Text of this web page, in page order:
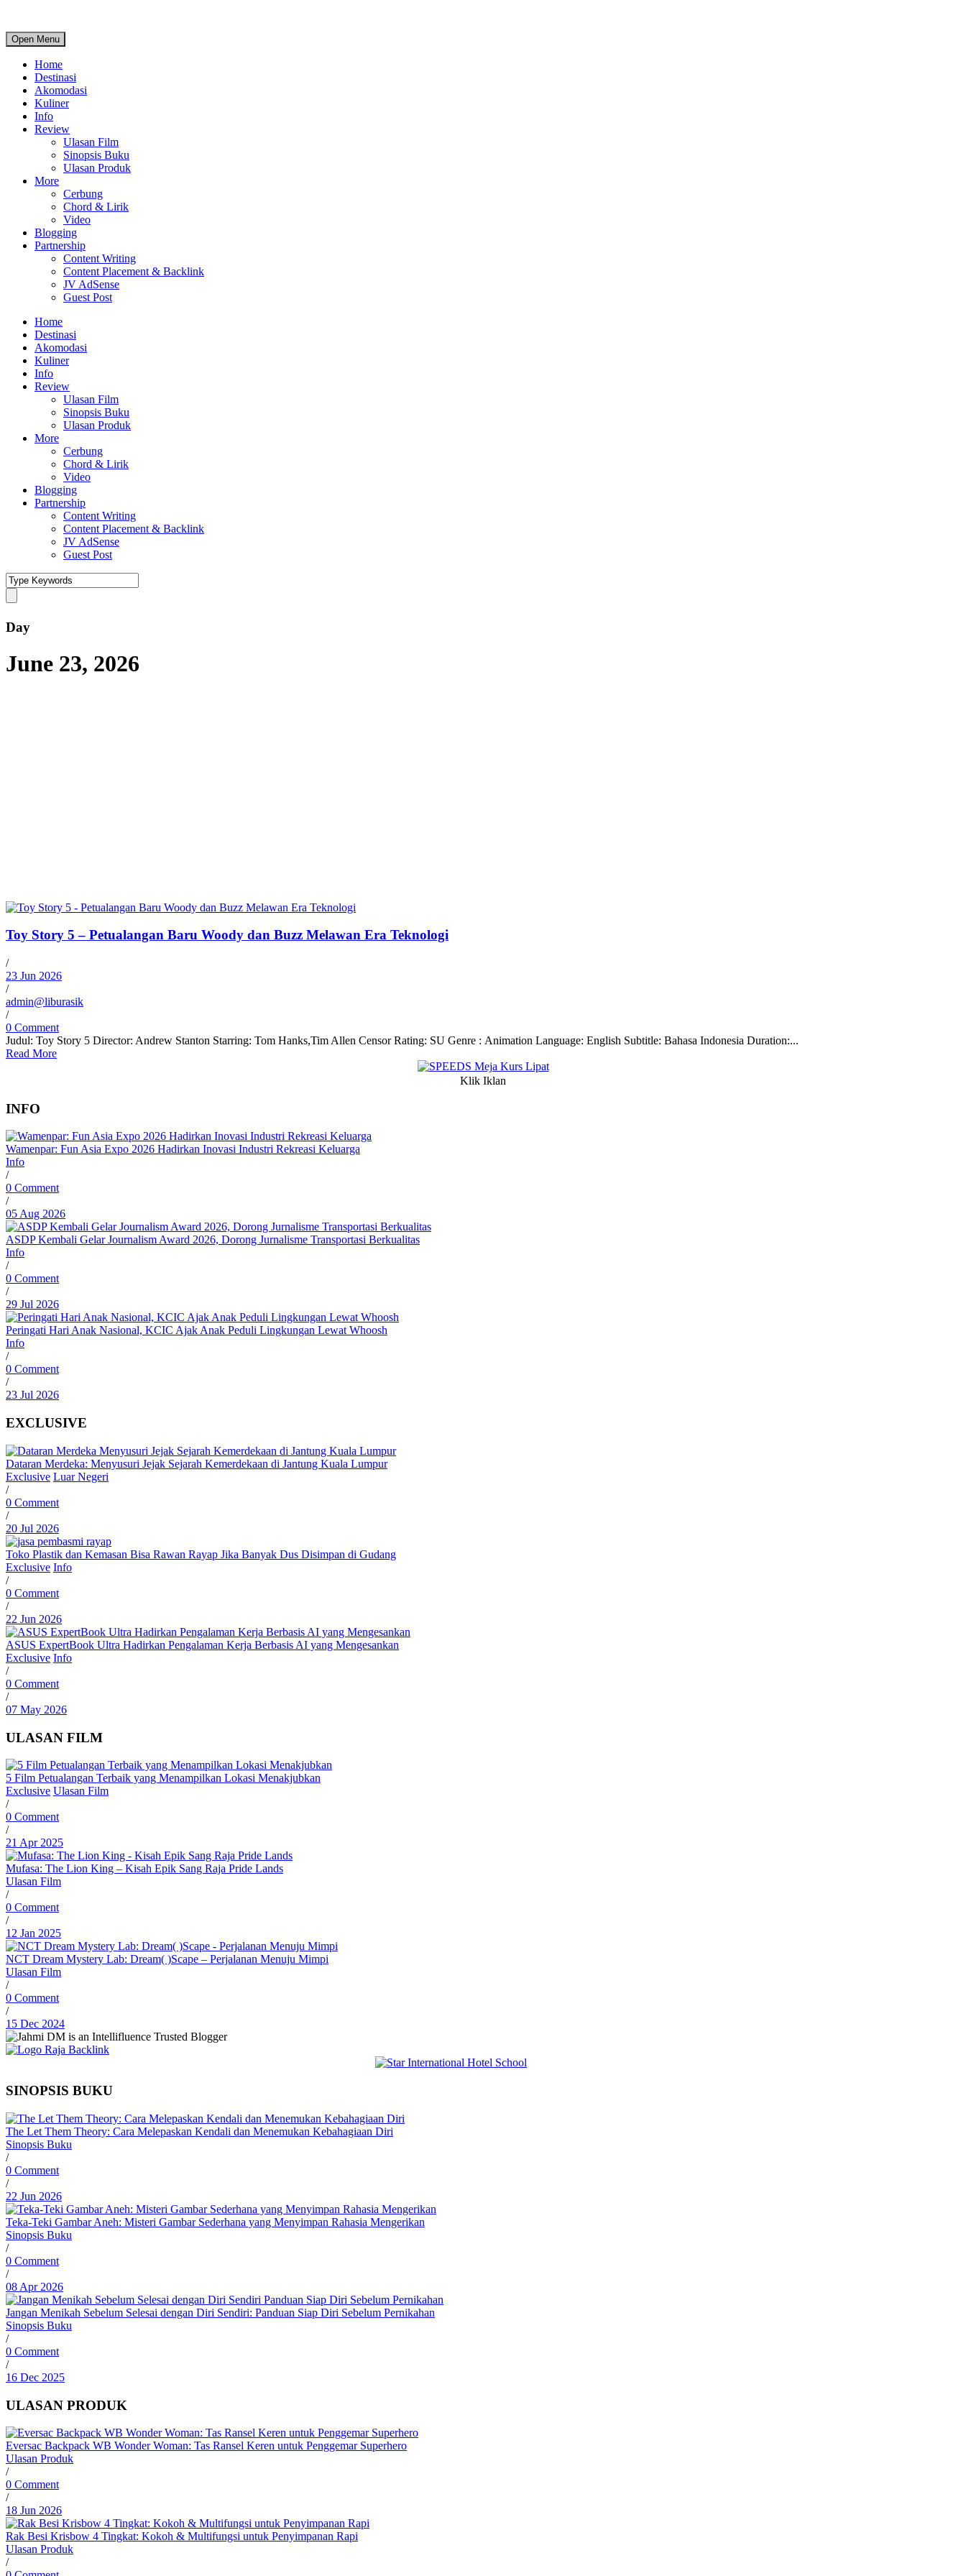
Open Menu
Home
Destinasi
Akomodasi
Kuliner
Info
Review
Ulasan Film
Sinopsis Buku
Ulasan Produk
More
Cerbung
Chord & Lirik
Video
Blogging
Partnership
Content Writing
Content Placement & Backlink
JV AdSense
Guest Post
Home
Destinasi
Akomodasi
Kuliner
Info
Review
Ulasan Film
Sinopsis Buku
Ulasan Produk
More
Cerbung
Chord & Lirik
Video
Blogging
Partnership
Content Writing
Content Placement & Backlink
JV AdSense
Guest Post
Day
June 23, 2026
Toy Story 5 – Petualangan Baru Woody dan Buzz Melawan Era Teknologi
/
23 Jun 2026
/
admin@liburasik
/
0 Comment
Judul: Toy Story 5 Director: Andrew Stanton Starring: Tom Hanks,Tim Allen Censor Rating: SU Genre : Animation Language: English Subtitle: Bahasa Indonesia Duration:...
Read More
Klik Iklan
INFO
Wamenpar: Fun Asia Expo 2026 Hadirkan Inovasi Industri Rekreasi Keluarga
Info
/
0 Comment
/
05 Aug 2026
ASDP Kembali Gelar Journalism Award 2026, Dorong Jurnalisme Transportasi Berkualitas
Info
/
0 Comment
/
29 Jul 2026
Peringati Hari Anak Nasional, KCIC Ajak Anak Peduli Lingkungan Lewat Whoosh
Info
/
0 Comment
/
23 Jul 2026
EXCLUSIVE
Dataran Merdeka: Menyusuri Jejak Sejarah Kemerdekaan di Jantung Kuala Lumpur
Exclusive Luar Negeri
/
0 Comment
/
20 Jul 2026
Toko Plastik dan Kemasan Bisa Rawan Rayap Jika Banyak Dus Disimpan di Gudang
Exclusive Info
/
0 Comment
/
22 Jun 2026
ASUS ExpertBook Ultra Hadirkan Pengalaman Kerja Berbasis AI yang Mengesankan
Exclusive Info
/
0 Comment
/
07 May 2026
ULASAN FILM
5 Film Petualangan Terbaik yang Menampilkan Lokasi Menakjubkan
Exclusive Ulasan Film
/
0 Comment
/
21 Apr 2025
Mufasa: The Lion King – Kisah Epik Sang Raja Pride Lands
Ulasan Film
/
0 Comment
/
12 Jan 2025
NCT Dream Mystery Lab: Dream( )Scape – Perjalanan Menuju Mimpi
Ulasan Film
/
0 Comment
/
15 Dec 2024
SINOPSIS BUKU
The Let Them Theory: Cara Melepaskan Kendali dan Menemukan Kebahagiaan Diri
Sinopsis Buku
/
0 Comment
/
22 Jun 2026
Teka-Teki Gambar Aneh: Misteri Gambar Sederhana yang Menyimpan Rahasia Mengerikan
Sinopsis Buku
/
0 Comment
/
08 Apr 2026
Jangan Menikah Sebelum Selesai dengan Diri Sendiri: Panduan Siap Diri Sebelum Pernikahan
Sinopsis Buku
/
0 Comment
/
16 Dec 2025
ULASAN PRODUK
Eversac Backpack WB Wonder Woman: Tas Ransel Keren untuk Penggemar Superhero
Ulasan Produk
/
0 Comment
/
18 Jun 2026
Rak Besi Krisbow 4 Tingkat: Kokoh & Multifungsi untuk Penyimpanan Rapi
Ulasan Produk
/